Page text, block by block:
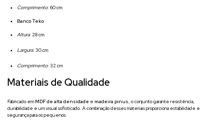
Comprimento: 60 cm
Banco Teko
Altura: 28 cm
Largura: 30 cm
Comprimento: 32 cm
Materiais de Qualidade
Fabricado em MDF de alta densidade e madeira pinus, o conjunto garante resistência,
durabilidade e um visual sofisticado. A combinação desses materiais proporciona estabilidade e
segurança para os pequenos.